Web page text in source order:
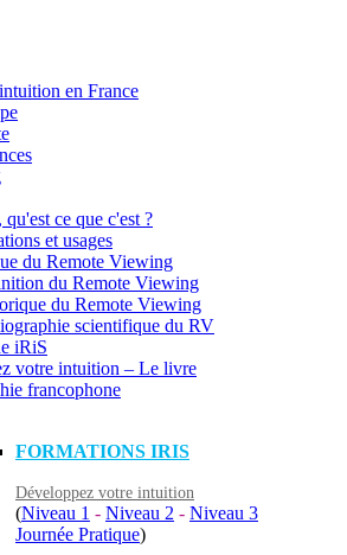
en France
ce que c'est ?
et usages
du Remote Viewing
du Remote Viewing
du Remote Viewing
scientifique du RV
iRiS
votre intuition – Le livre
francophone
FORMATIONS IRIS
Développez votre intuition
(Niveau 1 - Niveau 2 - Niveau 3
Journée Pratique)